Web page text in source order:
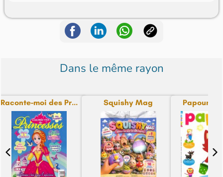
Dans le même rayon
Raconte-moi des Pr... Squishy Mag Papoum